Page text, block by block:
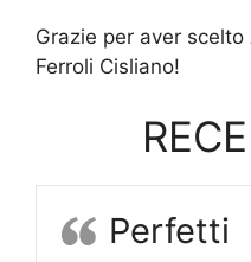
Grazie per aver
Ferroli Cisliano!
Perfetti